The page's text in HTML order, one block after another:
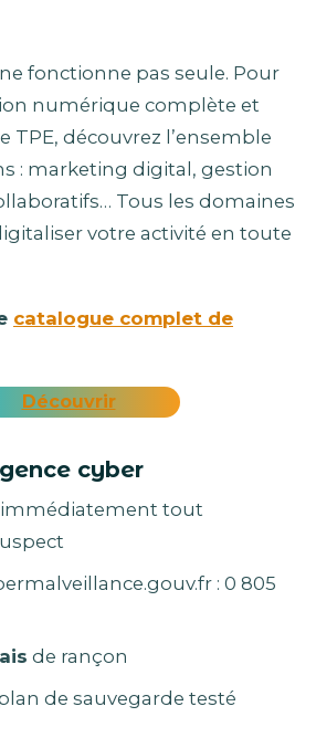
fonctionne pas seule. Pour
numérique complète et
TPE, découvrez l’ensemble
: marketing digital, gestion
Tous les domaines
votre activité en toute
catalogue complet de
Découvrir
cyber
immédiatement tout
: 0 805
de rançon
de sauvegarde testé